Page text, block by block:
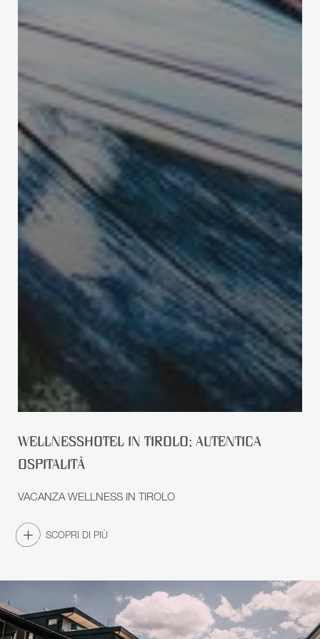
WELLNESSHOTEL IN TIROLO: AUTENTICA
OSPITALITÀ
VACANZA WELLNESS IN TIROLO
SCOPRI DI PIÙ